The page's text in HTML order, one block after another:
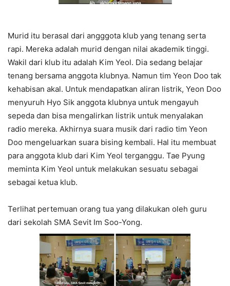
Murid itu berasal dari angggota klub yang tenang serta
rapi. Mereka adalah murid dengan nilai akademik tinggi.
Wakil dari klub itu adalah Kim Yeol. Dia sedang belajar
tenang bersama anggota klubnya. Namun tim Yeon Doo tak
kehabisan akal. Untuk mendapatkan aliran listrik, Yeon Doo
menyuruh Hyo Sik anggota klubnya untuk mengayuh
sepeda dan bisa mengalirkan listrik untuk menyalakan
radio mereka. Akhirnya suara musik dari radio tim Yeon
Doo mengeluarkan suara bising kembali. Hal itu membuat
para anggota klub dari Kim Yeol terganggu. Tae Pyung
meminta Kim Yeol untuk melakukan sesuatu sebagai
sebagai ketua klub.
Terlihat pertemuan orang tua yang dilakukan oleh guru
dari sekolah SMA Sevit Im Soo-Yong.